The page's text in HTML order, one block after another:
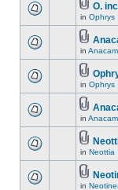
O.
in Ophrys
in
in Ophrys
in
in Neottia
in